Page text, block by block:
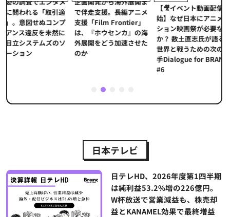
引適
プ
然に
のソ
で伴走支援。長編アニメ
支援「Film Frontier」
は、『ホウセンカ』の海
外展開をどう加速させた
のか
【🎥イベント動画配信開
始】なぜ日本にアニメー
ション映画祭が必要なの
か？ 数土直志氏が語る、
世界と戦うための次の一
手Dialogue for BRANC
界的データ
本アニメの
とは？スト
代の羅針盤
重要性
2
日本テレビ
日テレHD、2026年度第1四半期
は純利益53.2%増の226億円。
W杯放送で営業減益も、株売却
益とKANAMEL効果で最終増益